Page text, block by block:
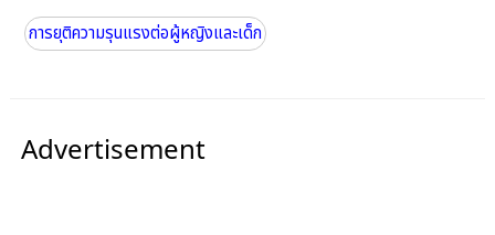
การยุติความรุนแรงต่อผู้หญิงและเด็ก
Advertisement